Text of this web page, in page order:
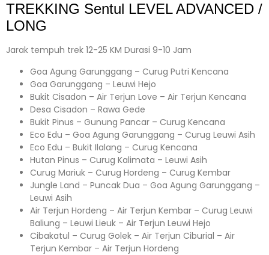
TREKKING Sentul LEVEL ADVANCED /
LONG
Jarak tempuh trek 12-25 KM Durasi 9-10 Jam
Goa Agung Garunggang – Curug Putri Kencana
Goa Garunggang – Leuwi Hejo
Bukit Cisadon – Air Terjun Love – Air Terjun Kencana
Desa Cisadon – Rawa Gede
Bukit Pinus – Gunung Pancar – Curug Kencana
Eco Edu – Goa Agung Garunggang – Curug Leuwi Asih
Eco Edu – Bukit Ilalang – Curug Kencana
Hutan Pinus – Curug Kalimata – Leuwi Asih
Curug Mariuk – Curug Hordeng – Curug Kembar
Jungle Land – Puncak Dua – Goa Agung Garunggang –
Leuwi Asih
Air Terjun Hordeng – Air Terjun Kembar – Curug Leuwi
Baliung – Leuwi Lieuk – Air Terjun Leuwi Hejo
Cibakatul – Curug Golek – Air Terjun Ciburial – Air
Terjun Kembar – Air Terjun Hordeng